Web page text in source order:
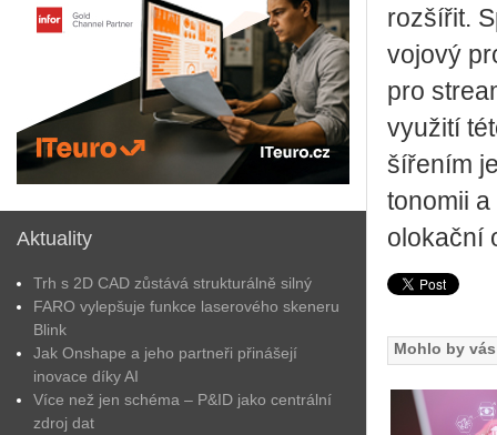
Aktuality
Trh s 2D CAD zůstává strukturálně silný
FARO vylepšuje funkce laserového skeneru
Blink
Jak Onshape a jeho partneři přinášejí
inovace díky AI
Více než jen schéma – P&ID jako centrální
zdroj dat
roz­ší­řit.
vo­jo­vý
pro
vy­u­ži­tí
ší­ře­ním
to­no­mii
o­lo­kač­ní
Mohlo by